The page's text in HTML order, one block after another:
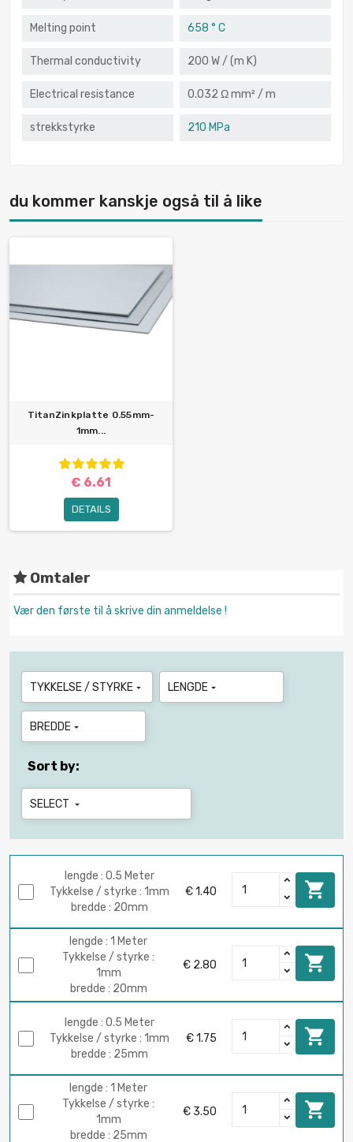
Melting point 658 ° C
Thermal conductivity 200 W / (m K)
Electrical resistance 0.032 Ω mm² / m
strekkstyrke 210 MPa
du kommer kanskje også til å like
TitanZinkplatte 0.55mm-
1mm...
€ 6.61
DETAILS
Omtaler
Vær den første til å skrive din anmeldelse !
TYKKELSE / STYRKE  LENGDE 
BREDDE 
Sort by:
SELECT 
lengde : 0.5 Meter
Tykkelse / styrke : 1mm
bredde : 20mm
€ 1.40 
lengde : 1 Meter
Tykkelse / styrke :
1mm
bredde : 20mm
€ 2.80 
lengde : 0.5 Meter
Tykkelse / styrke : 1mm
bredde : 25mm
€ 1.75 
lengde : 1 Meter
Tykkelse / styrke :
1mm
bredde : 25mm
€ 3.50 